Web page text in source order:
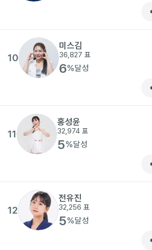
10
미스김
36,827 표
6%달성
11
홍성윤
32,974 표
5%달성
12
전유진
32,256 표
5%달성